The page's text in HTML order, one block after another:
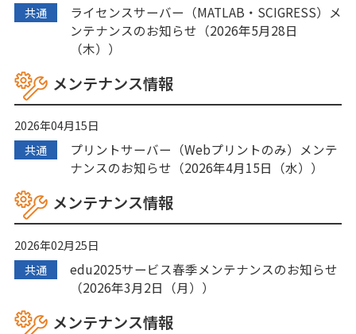
共通
ライセンスサーバー（MATLAB・SCIGRESS）メ
ンテナンスのお知らせ（2026年5月28日
（木））
メンテナンス情報
2026年04月15日
共通
プリントサーバー（Webプリントのみ）メンテ
ナンスのお知らせ（2026年4月15日（水））
メンテナンス情報
2026年02月25日
共通
edu2025サービス春季メンテナンスのお知らせ
（2026年3月2日（月））
メンテナンス情報